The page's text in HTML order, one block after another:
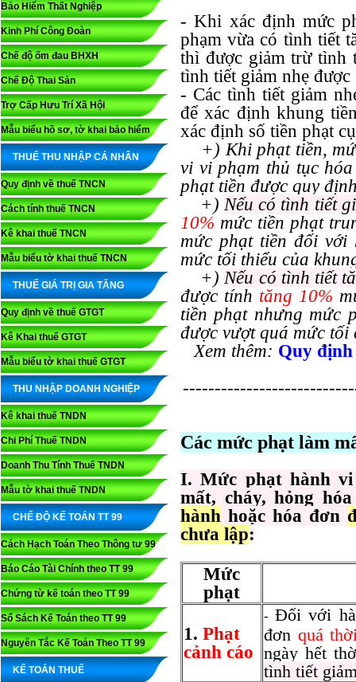
Bảo Hiểm Thất Nghiệp
Kinh Phí Công Đoàn
Chế độ ốm đau BHXH
Chế Độ Thai Sản
Trợ Cấp Hưu Trí Xã Hội
Mẫu biểu hồ sơ, tờ khai bảo hiểm
THUẾ THU NHẬP CÁ NHÂN
Quy định về thuế TNCN
Cách tính thuế TNCN
Kê khai thuế TNCN
Mẫu biểu tờ khai thuế TNCN
THUẾ GIÁ TRỊ GIA TĂNG
Quy định về thuế GTGT
Kê Khai thuế GTGT
Mẫu biểu tờ khai thuế GTGT
THU NHẬP DOANH NGHIỆP
Kê khai thuế TNDN
Chi Phí Thuế TNDN
Doanh Thu Tính Thuế TNDN
Mẫu tờ khai thuế TNDN
CHẾ ĐỘ KẾ TOÁN TT 99
Cách Hạch Toán Theo Thông tư 99
Báo Cáo Tài Chính theo TT 99
Chứng từ kế toán theo TT 99
Sổ Sách Kế Toán theo TT 99
Nguyên Tắc Kế Toán Theo TT 99
KẾ TOÁN THUẾ
- Khi xác định mức
phạm vừa có tình tiết
thì được giảm trừ tình
tình tiết giảm nhẹ
- Các tình tiết giảm
để xác định khung
xác định số tiền phạt
+) Khi phạt tiền,
vi vi phạm thủ tục
phạt tiền được quy
+) Nếu có tình tiết
10% mức tiền phạt
mức phạt tiền đối với
mức tối thiểu của
+)Nếu có tình tiết
được tính tăng 10%
tiền phạt nhưng mức
được vượt quá mức tối
Xem thêm: Quy
Các mức phạt làm
I. Mức phạt hành
mất, cháy, hỏng
hành hoặc hóa đơn
chưa lập:
Mức
phạt
1. Phạt
cảnh cáo
-Đối với
đơn quá
ngày hết
tình tiết